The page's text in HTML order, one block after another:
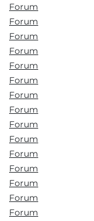
Forum
Forum
Forum
Forum
Forum
Forum
Forum
Forum
Forum
Forum
Forum
Forum
Forum
Forum
Forum